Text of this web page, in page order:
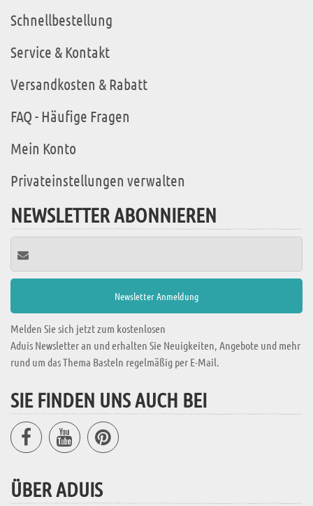
Schnellbestellung
Service & Kontakt
Versandkosten & Rabatt
FAQ - Häufige Fragen
Mein Konto
Privateinstellungen verwalten
NEWSLETTER ABONNIEREN
Melden Sie sich jetzt zum kostenlosen
Aduis Newsletter an und erhalten Sie Neuigkeiten, Angebote und mehr
rund um das Thema Basteln regelmäßig per E-Mail.
SIE FINDEN UNS AUCH BEI
ÜBER ADUIS